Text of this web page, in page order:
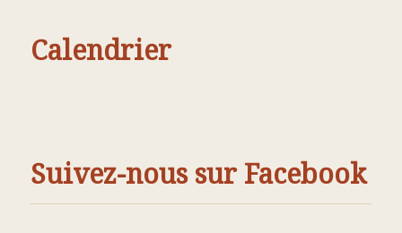
Calendrier
Suivez-nous sur Facebook